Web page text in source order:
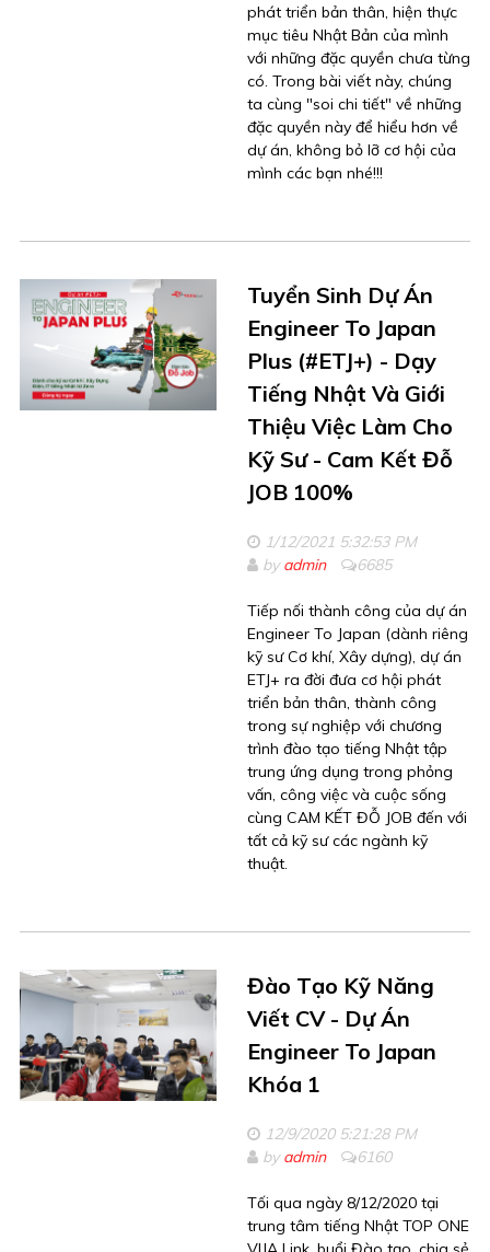
phát triển bản thân, hiện thực
mục tiêu Nhật Bản của mình
với những đặc quyền chưa từng
có. Trong bài viết này, chúng
ta cùng "soi chi tiết" về những
đặc quyền này để hiểu hơn về
dự án, không bỏ lỡ cơ hội của
mình các bạn nhé!!!
Tuyển Sinh Dự Án
Engineer To Japan
Plus (#ETJ+) - Dạy
Tiếng Nhật Và Giới
Thiệu Việc Làm Cho
Kỹ Sư - Cam Kết Đỗ
JOB 100%
1/12/2021 5:32:53 PM
byadmin 6685
Tiếp nối thành công của dự án
Engineer To Japan (dành riêng
kỹ sư Cơ khí, Xây dựng), dự án
ETJ+ ra đời đưa cơ hội phát
triển bản thân, thành công
trong sự nghiệp với chương
trình đào tạo tiếng Nhật tập
trung ứng dụng trong phỏng
vấn, công việc và cuộc sống
cùng CAM KẾT ĐỖ JOB đến với
tất cả kỹ sư các ngành kỹ
thuật.
Đào Tạo Kỹ Năng
Viết CV - Dự Án
Engineer To Japan
Khóa 1
12/9/2020 5:21:28 PM
byadmin 6160
Tối qua ngày 8/12/2020 tại
trung tâm tiếng Nhật TOP ONE